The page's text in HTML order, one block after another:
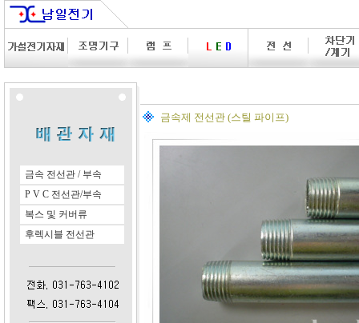
금속 전선관 / 부속
P V C 전선관/부속
복스 및 커버류
후렉시블 전선관
금속제 전선관 (스틸 파이프)